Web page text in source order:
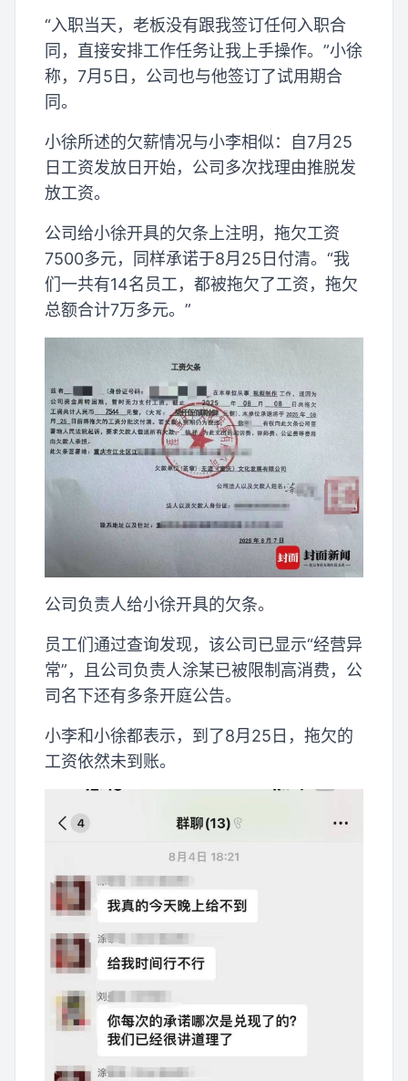
“入职当天，老板没有跟我签订任何入职合
同，直接安排工作任务让我上手操作。”小徐
称，7月5日，公司也与他签订了试用期合
同。
小徐所述的欠薪情况与小李相似：自7月25
日工资发放日开始，公司多次找理由推脱发
放工资。
公司给小徐开具的欠条上注明，拖欠工资
7500多元，同样承诺于8月25日付清。“我
们一共有14名员工，都被拖欠了工资，拖欠
总额合计7万多元。”
公司负责人给小徐开具的欠条。
员工们通过查询发现，该公司已显示“经营异
常”，且公司负责人涂某已被限制高消费，公
司名下还有多条开庭公告。
小李和小徐都表示，到了8月25日，拖欠的
工资依然未到账。